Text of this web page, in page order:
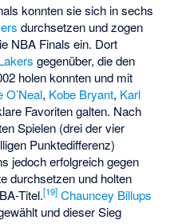
konnten sie sich in sechs
durchsetzen und zogen
NBA Finals ein. Dort
gegenüber, die den
holen konnten und mit
O’Neal, Kobe Bryant, Karl
Favoriten galten. Nach
Spielen (drei der vier
Punktedifferenz)
jedoch erfolgreich gegen
durchsetzen und holten
Titel.[19] Chauncey Billups
und dieser Sieg